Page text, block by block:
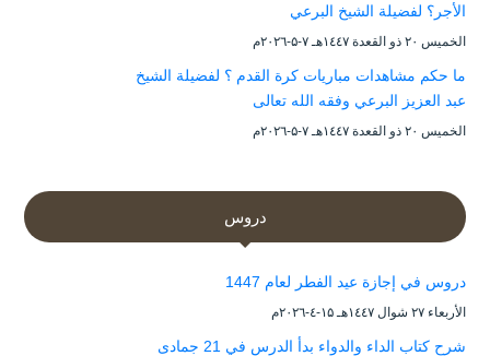
الأجر؟ لفضيلة الشيخ البرعي
الخميس ۲۰ ذو القعدة ۱٤٤۷هـ ۷-۵-۲۰۲٦م
ما حكم مشاهدات مباريات كرة القدم ؟ لفضيلة الشيخ
عبد العزيز البرعي وفقه الله تعالى
الخميس ۲۰ ذو القعدة ۱٤٤۷هـ ۷-۵-۲۰۲٦م
دروس
دروس في إجازة عيد الفطر لعام 1447
الأربعاء ۲۷ شوال ۱٤٤۷هـ ۱۵-٤-۲۰۲٦م
شرح كتاب الداء والدواء بدأ الدرس في 21 جمادى